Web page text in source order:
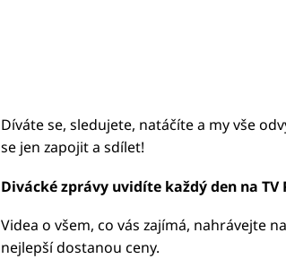
Díváte se, sledujete, natáčíte a my vše
se jen zapojit a sdílet!
Divácké zprávy uvidíte každý den na TV
Videa o všem, co vás zajímá, nahrávejte
nejlepší dostanou ceny.